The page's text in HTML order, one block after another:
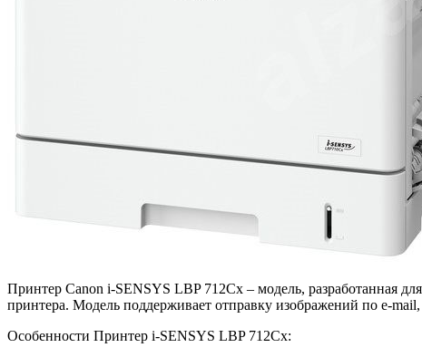
Принтер Canon i-SENSYS LBP 712Cx – модель, разработанная
принтера. Модель поддерживает отправку изображений по e-
Особенности Принтер i-SENSYS LBP 712Cx: